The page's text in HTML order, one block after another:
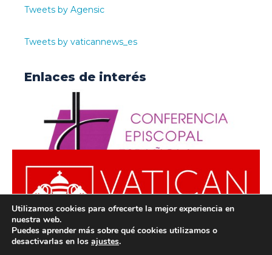
Tweets by Agensic
Tweets by vaticannews_es
Enlaces de interés
Utilizamos cookies para ofrecerte la mejor experiencia en
nuestra web.
Puedes aprender más sobre qué cookies utilizamos o
desactivarlas en los ajustes.